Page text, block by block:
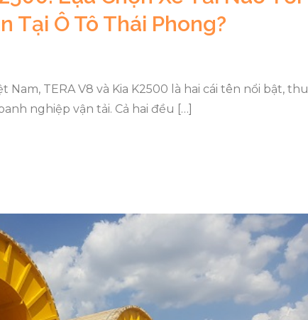
Tại Ô Tô Thái Phong?
TERA V8 và Kia K2500 là hai cái tên nổi bật, thu
nghiệp vận tải. Cả hai đều […]